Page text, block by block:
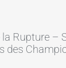
Rupture –
des